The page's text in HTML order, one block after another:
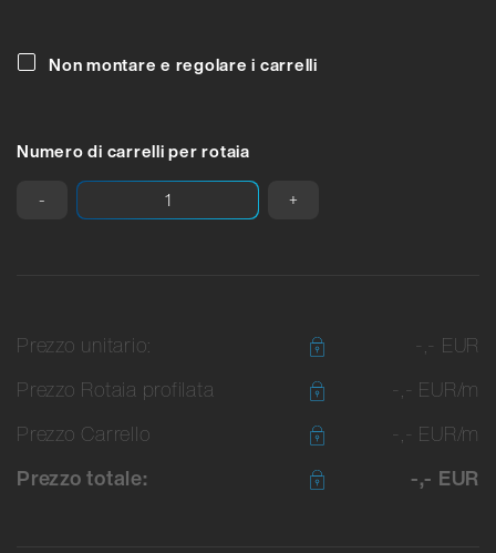
Non montare e regolare i carrelli
Numero di carrelli per rotaia
-
+
Prezzo unitario:
-,- EUR
Prezzo Rotaia profilata
-,- EUR/m
Prezzo Carrello
-,- EUR/m
Prezzo totale:
-,- EUR